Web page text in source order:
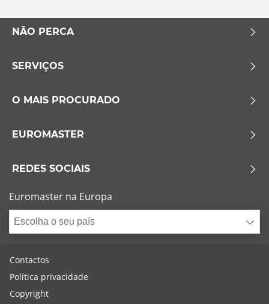
NÃO PERCA
SERVIÇOS
O MAIS PROCURADO
EUROMASTER
REDES SOCIAIS
Euromaster na Europa
Escolha o seu país
Contactos
Política privacidade
Copyright